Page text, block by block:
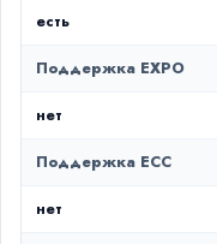
есть
Поддержка EXPO
нет
Поддержка ECC
нет